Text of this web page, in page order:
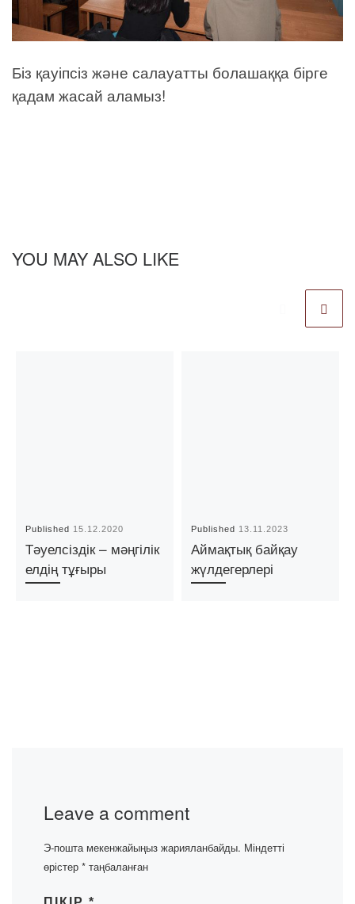
Біз қауіпсіз және салауатты болашаққа бірге
қадам жасай аламыз!
YOU MAY ALSO LIKE
Published 15.12.2020
Тәуелсіздік – мәңгілік
елдің тұғыры
Published 13.11.2023
Аймақтық байқау
жүлдегерлері
Leave a comment
Э-пошта мекенжайыңыз жарияланбайды. Міндетті
өрістер * таңбаланған